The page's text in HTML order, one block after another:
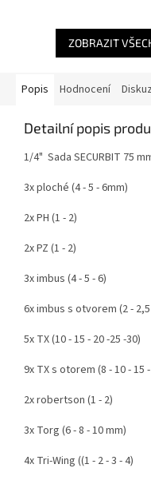
ZOBRAZIT
Popis Hodnocení
Detailní popis
1/4" Sada SECURBIT 75
3x ploché (4 - 5 - 6mm)
2x PH (1 - 2)
2x PZ (1 - 2)
3x imbus (4 - 5 - 6)
6x imbus s otvorem (2 - 2,5
5x TX (10 - 15 - 20 -25 -30)
9x TX s otorem (8 - 10 - 15
2x robertson (1 - 2)
3x Torg (6 - 8 - 10 mm)
4x Tri-Wing ((1 - 2 - 3 - 4)